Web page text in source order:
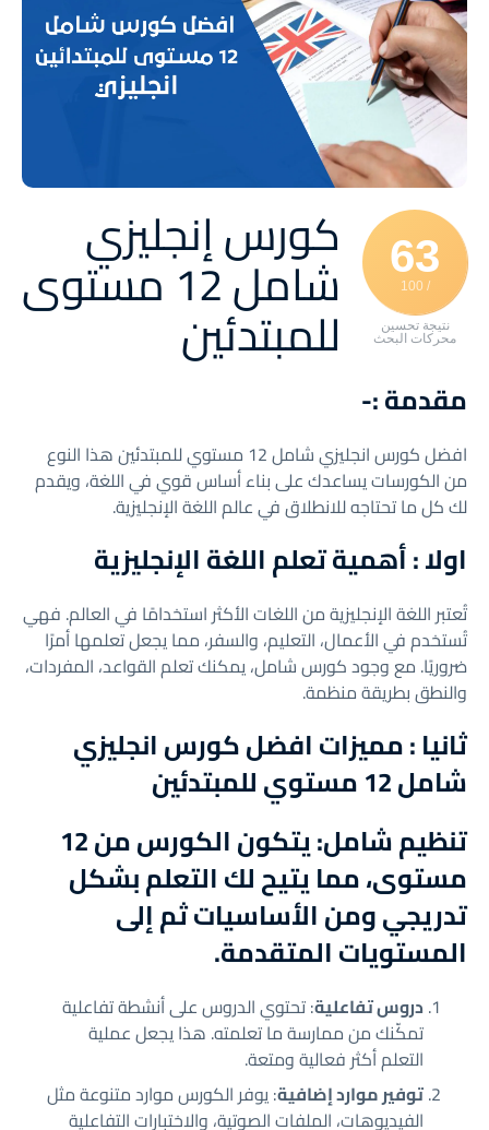
63
/ 100
نتيجة تحسين
محركات البحث
كورس إنجليزي
شامل 12 مستوى
للمبتدئين
مقدمة :-
افضل كورس انجليزي شامل 12 مستوي للمبتدئين هذا النوع
من الكورسات يساعدك على بناء أساس قوي في اللغة، ويقدم
لك كل ما تحتاجه للانطلاق في عالم اللغة الإنجليزية.
اولا : أهمية تعلم اللغة الإنجليزية
تُعتبر اللغة الإنجليزية من اللغات الأكثر استخدامًا في العالم. فهي
تُستخدم في الأعمال، التعليم، والسفر، مما يجعل تعلمها أمرًا
ضروريًا. مع وجود كورس شامل، يمكنك تعلم القواعد، المفردات،
والنطق بطريقة منظمة.
ثانيا : مميزات افضل كورس انجليزي
شامل 12 مستوي للمبتدئين
تنظيم شامل
: يتكون الكورس من 12
مستوى، مما يتيح لك التعلم بشكل
تدريجي ومن الأساسيات ثم إلى
المستويات المتقدمة.
دروس تفاعلية: تحتوي الدروس على أنشطة تفاعلية
تمكّنك من ممارسة ما تعلمته. هذا يجعل عملية
التعلم أكثر فعالية ومتعة.
توفير موارد إضافية: يوفر الكورس موارد متنوعة مثل
الفيديوهات، الملفات الصوتية، والاختبارات التفاعلية